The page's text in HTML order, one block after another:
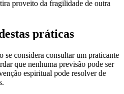
proveito da fragilidade de outra
práticas
se considera consultar um praticante
que nenhuma previsão pode ser
espiritual pode resolver de